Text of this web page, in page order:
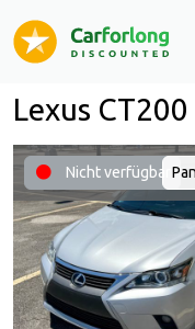
Lexus
Nicht verfügbar